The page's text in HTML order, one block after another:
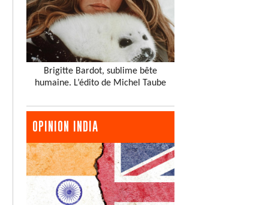
Brigitte Bardot, sublime bête
humaine. L’édito de Michel Taube
OPINION INDIA